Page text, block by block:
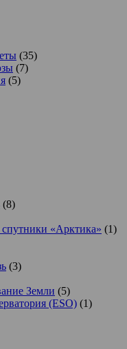
(35)
(7)
(5)
(8)
спутники «Арктика» (1)
(3)
Земли (5)
(ESO) (1)